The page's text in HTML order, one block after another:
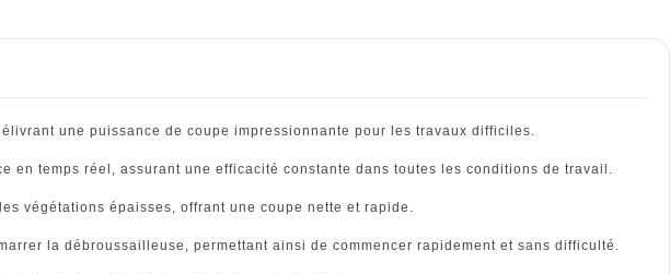
une puissance de coupe impressionnante pour les travaux difficiles.
temps réel, assurant une efficacité constante dans toutes les conditions de travail.
végétations épaisses, offrant une coupe nette et rapide.
la débroussailleuse, permettant ainsi de commencer rapidement et sans difficulté.